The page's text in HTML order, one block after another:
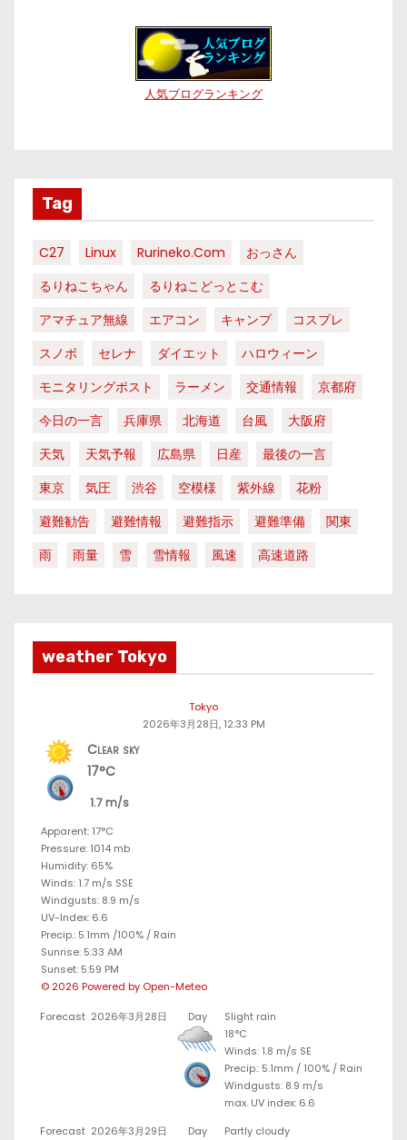
人気ブログランキング
Tag
C27 Linux Rurineko.com
おっさん
るりねこちゃん
るりねこどっとこむ
アマチュア無線
エアコン キャンプ
コスプレ
スノボ
セレナ ダイエット
ハロウィーン
モニタリングポスト
ラーメン 交通情報
京都府
今日の一言
兵庫県 北海道 台風
大阪府
天気
天気予報 広島県 日産
最後の一言
東京
気圧 渋谷 空模様 紫外線
花粉
避難勧告
避難情報 避難指示 避難準備
関東
雨
雨量 雪 雪情報 風速 高速道路
weather Tokyo
Tokyo
2026年3月28日, 12:33 PM
Clear sky
17°C
1.7 m/s
Apparent: 17°C
Pressure: 1014 mb
Humidity: 65%
Winds: 1.7 m/s SSE
Windgusts: 8.9 m/s
UV-Index: 6.6
Precip.: 5.1mm /100% / Rain
Sunrise: 5:33 AM
Sunset: 5:59 PM
© 2026 Powered by Open-Meteo
Forecast 2026年3月28日 Day
Slight rain
18°C
Winds: 1.8 m/s SE
Precip.: 5.1mm / 100% / Rain
Windgusts: 8.9 m/s
max. UV index: 6.6
Forecast 2026年3月29日 Day
Partly cloudy